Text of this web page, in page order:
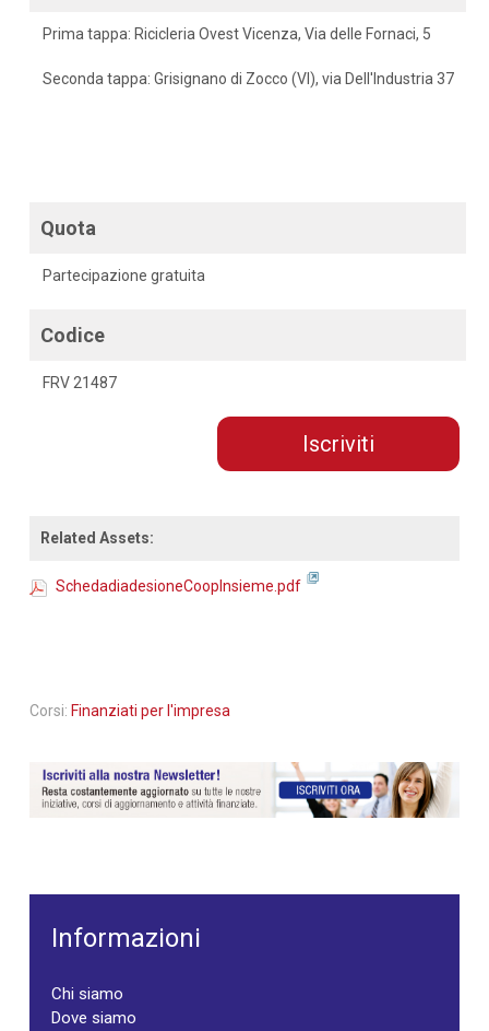
Prima tappa: Ricicleria Ovest Vicenza, Via delle Fornaci, 5
Seconda tappa: Grisignano di Zocco (VI), via Dell'Industria 37
Quota
Partecipazione gratuita
Codice
FRV 21487
Iscriviti
Related Assets:
SchedadiadesioneCoopInsieme.pdf
Corsi: Finanziati per l'impresa
Informazioni
Chi siamo
Dove siamo